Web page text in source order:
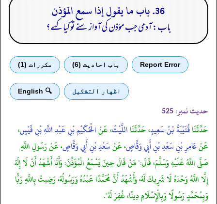
36. باب ما يقول إذا سمع المؤذن
باب: آدمی جب مؤذن کی آواز سنے تو کیا کہے؟
Report Error باب احادیث (6) مكررات (1)
اظهار التشكيل 🔍 English
حدیث نمبر: 525
حَدَّثَنَاقُتَيْبَةُ بْنُ سَعِيدٍ، حَدَّثَنَااللَّيْثُ، عَنْالْحُكَيْمِ بْنِ عَبْدِ اللَّهِ بْنِ قَيْسٍ،
عَنْعَامِرِ بْنِ سَعْدِ بْنِ أَبِي وَقَّاصٍ، عَنْسَعْدِ بْنِ أَبِي وَقَّاصٍ، عَنْ رَسُولِ اللَّهِ
صَلَّى اللَّهُ عَلَيْهِ وَسَلَّمَ، قَالَ:" مَنْ قَالَ حِينَ يَسْمَعُ الْمُؤَذِّنَ: وَأَنَا أَشْهَدُ أَنْ لَا إِلَهَ
إِلَّا اللَّهُ وَحْدَهُ لَا شَرِيكَ لَهُ، وَأَشْهَدُ أَنَّ مُحَمَّدًا عَبْدُهُ وَرَسُولُهُ، رَضِيتُ بِاللَّهِ رَبًّا
وَبِمُحَمَّدٍ رَسُولًا وَبِالْإِسْلَامِ دِينًا، غُفِرَ لَهُ".